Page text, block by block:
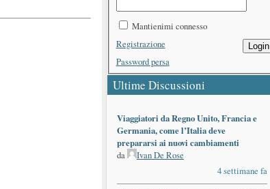
Mantienimi connesso
Login
Registrazione
Password persa
Ultime Discussioni
Viaggiatori da Regno Unito, Francia e
Germania, come l’Italia deve
prepararsi ai nuovi cambiamenti
da
Ivan De Rose
4 settimane fa